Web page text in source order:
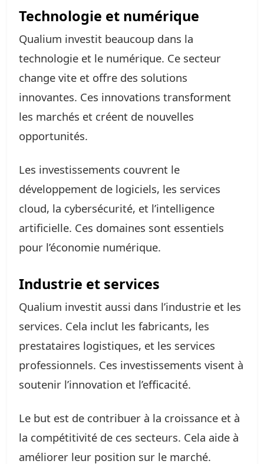
Technologie et numérique
Qualium investit beaucoup dans la
technologie et le numérique. Ce secteur
change vite et offre des solutions
innovantes. Ces innovations transforment
les marchés et créent de nouvelles
opportunités.
Les investissements couvrent le
développement de logiciels, les services
cloud, la cybersécurité, et l’intelligence
artificielle. Ces domaines sont essentiels
pour l’économie numérique.
Industrie et services
Qualium investit aussi dans l’industrie et les
services. Cela inclut les fabricants, les
prestataires logistiques, et les services
professionnels. Ces investissements visent à
soutenir l’innovation et l’efficacité.
Le but est de contribuer à la croissance et à
la compétitivité de ces secteurs. Cela aide à
améliorer leur position sur le marché.